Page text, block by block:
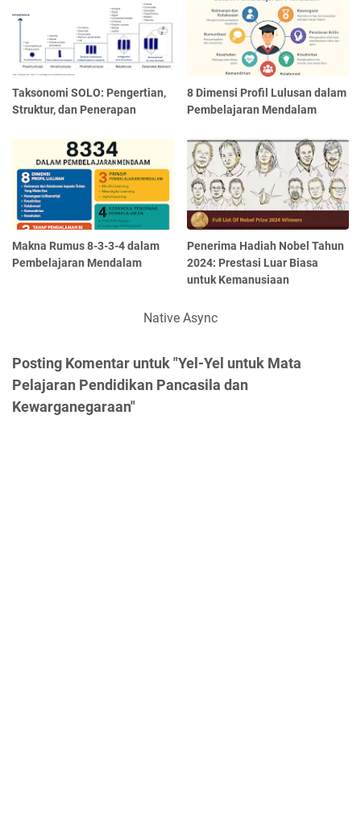
Taksonomi SOLO: Pengertian,
Struktur, dan Penerapan
8 Dimensi Profil Lulusan dalam
Pembelajaran Mendalam
Makna Rumus 8-3-3-4 dalam
Pembelajaran Mendalam
Penerima Hadiah Nobel Tahun
2024: Prestasi Luar Biasa
untuk Kemanusiaan
Native Async
Posting Komentar untuk "Yel-Yel untuk Mata
Pelajaran Pendidikan Pancasila dan
Kewarganegaraan"